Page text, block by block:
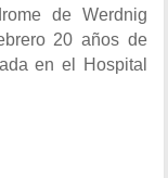
de Werdnig
20 años de
en el Hospital